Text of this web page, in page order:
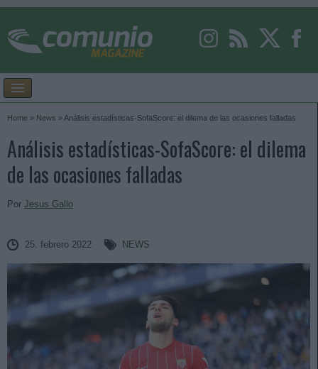
Home » News » Análisis estadísticas-SofaScore: el dilema de las ocasiones falladas
Análisis estadísticas-SofaScore: el dilema
de las ocasiones falladas
Por Jesus Gallo
25. febrero 2022 NEWS